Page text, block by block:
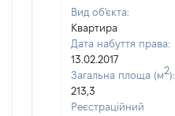
Вид об'єкта:
Квартира
Дата набуття права:
13.02.2017
Загальна площа (м2):
213,3
Реєстраційний